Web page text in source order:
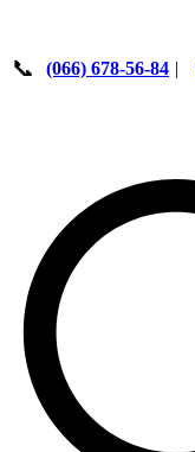
📞 (066) 678-56-84 |